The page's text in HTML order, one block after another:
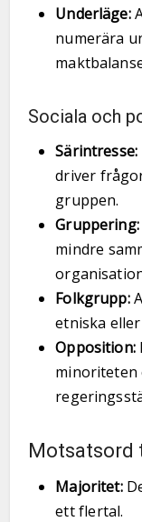
Underläge:
numerära
Sociala och
Särintresse:
driver
gruppen.
Gruppering:
mindre
Folkgrupp:
etniska
Opposition:
minoriteten
Motsatsord
Majoritet:
ett flertal.